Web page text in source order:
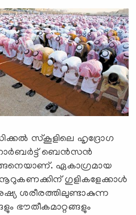
സ്‌കൂളിലെ ഹൃദ്രോഗ
ബെന്‍സന്‍
ഏകാഗ്രമായ
ഗുളികളേക്കാള്‍
ശരീരത്തിലുണ്ടാകുന്ന
ഭൗതീകമാറ്റങ്ങളും